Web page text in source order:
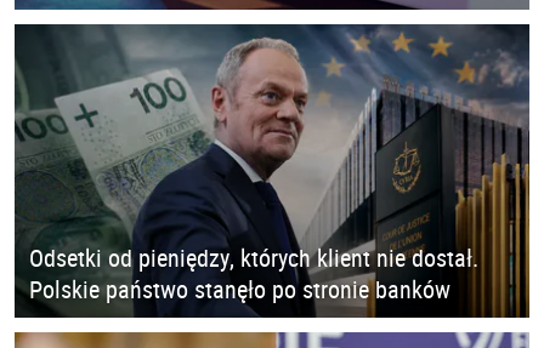
Odsetki od pieniędzy, których klient nie dostał.
Polskie państwo stanęło po stronie banków